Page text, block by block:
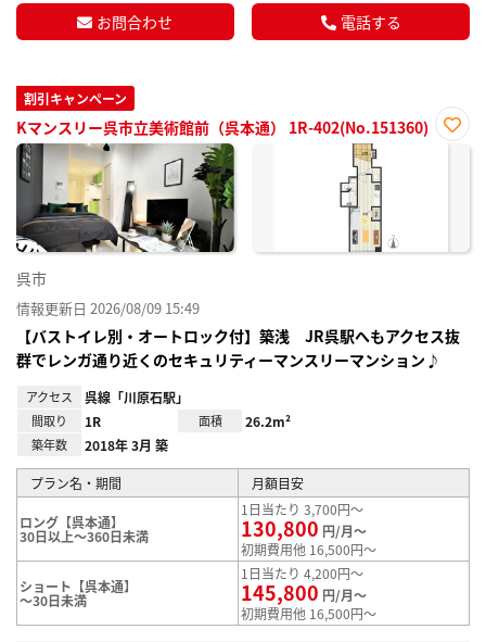
お問合わせ 電話する
割引キャンペーン
Kマンスリー呉市立美術館前（呉本通） 1R-402(No.151360)
お気
呉市
情報更新日 2026/08/09 15:49
【バストイレ別・オートロック付】築浅 JR呉駅へもアクセス抜
群でレンガ通り近くのセキュリティーマンスリーマンション♪
アクセス 呉線「川原石駅」
間取り 1R 面積 26.2m²
築年数 2018年 3月 築
プラン名・期間 月額目安
ロング【呉本通】
30日以上～360日未満
1日当たり 3,700円～
130,800 円/月～
初期費用他 16,500円～
ショート【呉本通】
～30日未満
1日当たり 4,200円～
145,800 円/月～
初期費用他 16,500円～